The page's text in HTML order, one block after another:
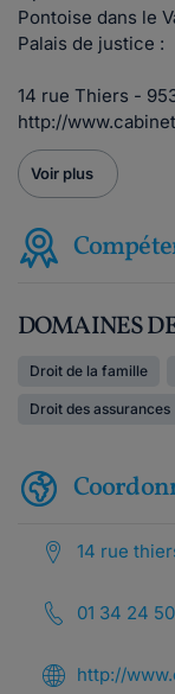
Pontoise dans le
Palais de justice :
14 rue Thiers -
http://
Voir plus
DOMAINES
Droit de la famille
Droit des assurances
14 rue
01 34 24
http://